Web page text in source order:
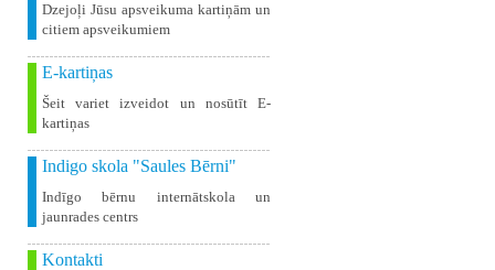
Dzejoļi Jūsu apsveikuma kartiņām un
citiem apsveikumiem
E-kartiņas
Šeit variet izveidot un nosūtīt E-
kartiņas
Indigo skola "Saules Bērni"
Indīgo bērnu internātskola un
jaunrades centrs
Kontakti